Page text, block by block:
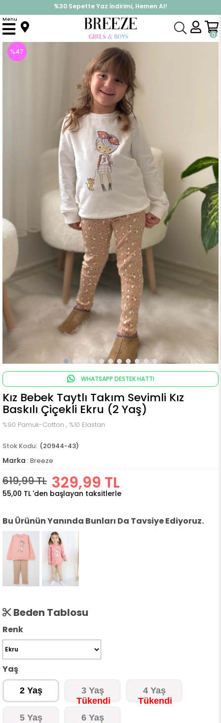
%30 Sepette Yaz İndirimi, Hemen Al!
İndirimlere ek %10 İndirimi Kap, Hemen Üye Ol!
0
Menu
Anasayfa Takımlar Tayt Takımı
%47
WHATSAPP DESTEK HATTI
Kız Bebek Taytlı Takım Sevimli Kız
Baskılı Çiçekli Ekru (2 Yaş)
%90 Pamuk-Cotton , %10 Elastan
(20944-43)
Marka : Breeze
619,99 TL 329,99 TL
55,00 TL 'den başlayan taksitlerle
Bu Ürünün Yanında Bunları Da Tavsiye Ediyoruz.
Beden Tablosu
Renk
Yaş
2 Yaş 3 Yaş 4 Yaş
5 Yaş 6 Yaş